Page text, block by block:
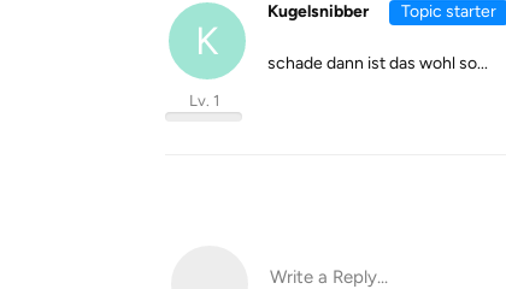
K
Kugelsnibber
Lv. 1
Topic starter
schade dann ist das wohl so...
Write a Reply...